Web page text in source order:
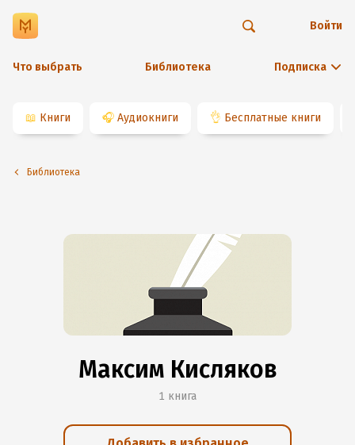
Что выбрать Библиотека Подписка
Войти
📖 Книги 🎧 Аудиокниги 👌 Бесплатные книги
Библиотека
Максим Кисляков
1 книга